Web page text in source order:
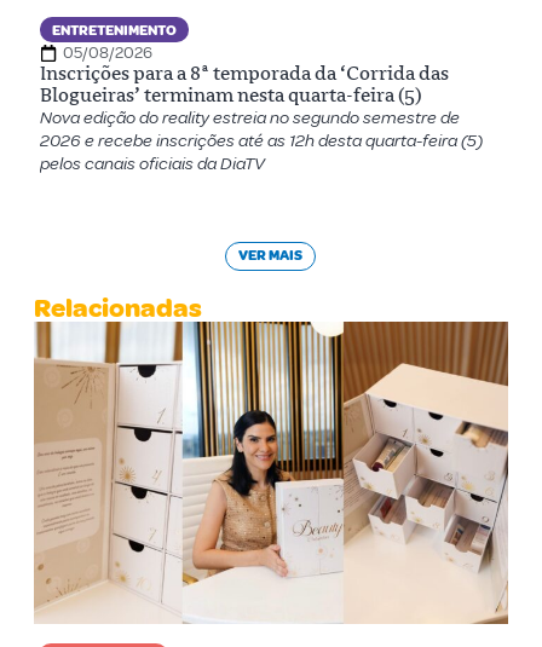
ENTRETENIMENTO
05/08/2026
Inscrições para a 8ª temporada da ‘Corrida das
Blogueiras’ terminam nesta quarta-feira (5)
Nova edição do reality estreia no segundo semestre de
2026 e recebe inscrições até as 12h desta quarta-feira (5)
pelos canais oficiais da DiaTV
VER MAIS
Relacionadas